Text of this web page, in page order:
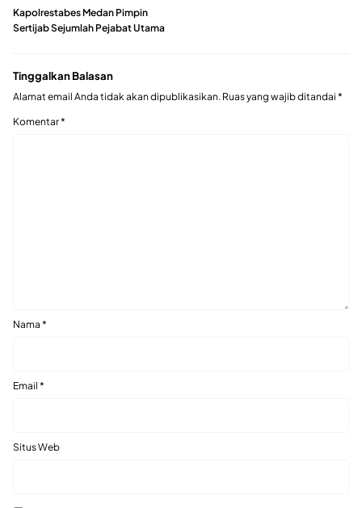
Kapolrestabes Medan Pimpin
Sertijab Sejumlah Pejabat Utama
Tinggalkan Balasan
Alamat email Anda tidak akan dipublikasikan. Ruas yang wajib ditandai *
Komentar*
Nama *
Email *
Situs Web